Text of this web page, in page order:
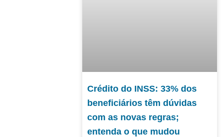
Crédito do INSS: 33% dos
beneficiários têm dúvidas
com as novas regras;
entenda o que mudou